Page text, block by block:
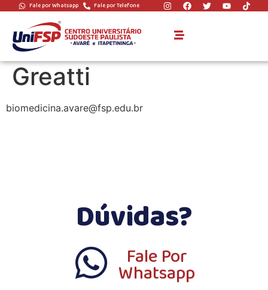
Fale por Whatsapp Fale por Telefone
coordenador:
Mariana Morena
Greatti
biomedicina.avare@fsp.edu.br
Dúvidas?
Fale Por
Whatsapp